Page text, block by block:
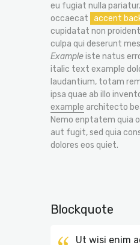
eu fugiat nulla
occaecat accent
cupidatat non
culpa qui deserunt
Exampleiste natus
italic text example
laudantium, totam
ipsa quae ab illo
example architecto
Nemo enptatem quia
aut fugit, sed quia
dolores eos quiet.
Blockquote
Ut wisi enim